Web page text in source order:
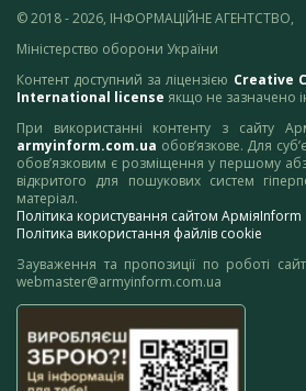
© 2018 - 2026, ІНФОРМАЦІЙНЕ АГЕНТСТВО,
Міністерство оборони України
Контент доступний за ліцензією Creative
International license якщо не зазначено
При використанні контенту з сайту
armyinform.com.ua обов’язкове. Для
обов’язковим є розміщення у першому
відкритого для пошукових систем
матеріал.
Політика користування сайтом АрміяInform
Політика використання файлів cookie
Зауваження та пропозиції по роботі
webmaster@armyinform.com.ua